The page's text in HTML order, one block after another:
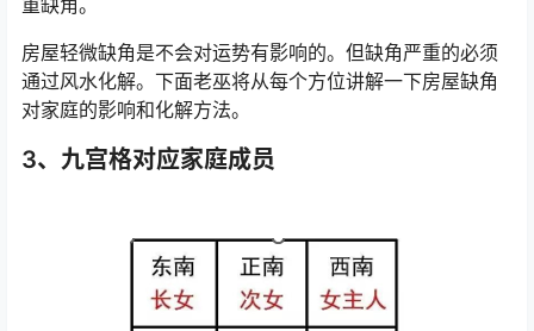
重缺角。
房屋轻微缺角是不会对运势有影响的。但缺角严重的必须
通过风水化解。下面老巫将从每个方位讲解一下房屋缺角
对家庭的影响和化解方法。
3、九宫格对应家庭成员